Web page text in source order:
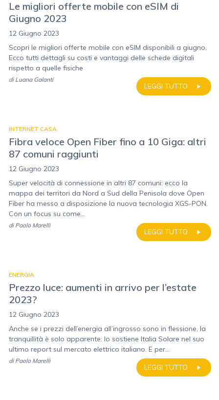
Le migliori offerte mobile con eSIM di
Giugno 2023
12 Giugno 2023
Scopri le migliori offerte mobile con eSIM disponibili a giugno.
Ecco tutti dettagli su costi e vantaggi delle schede digitali
rispetto a quelle fisiche
LEGGI TUTTO
di Luana Galanti
INTERNET CASA
Fibra veloce Open Fiber fino a 10 Giga: altri
87 comuni raggiunti
12 Giugno 2023
Super velocità di connessione in altri 87 comuni: ecco la
mappa dei territori da Nord a Sud della Penisola dove Open
Fiber ha messo a disposizione la nuova tecnologia XGS-PON.
Con un focus su come...
LEGGI TUTTO
di Paolo Marelli
ENERGIA
Prezzo luce: aumenti in arrivo per l’estate
2023?
12 Giugno 2023
Anche se i prezzi dell’energia all’ingrosso sono in flessione, la
tranquillità è solo apparente: lo sostiene Italia Solare nel suo
ultimo report sul mercato elettrico italiano. E per...
LEGGI TUTTO
di Paolo Marelli